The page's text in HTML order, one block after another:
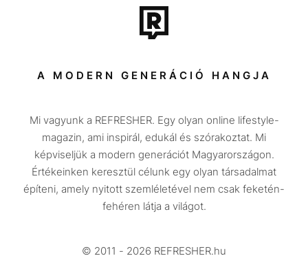
Tech-Tudomány
Sport
Társadalom
Utazás
Életmód
Design
Beszélgetések
Videó
A MODERN GENERÁCIÓ HANGJA
Mi vagyunk a REFRESHER. Egy olyan online lifestyle-
magazin, ami inspirál, edukál és szórakoztat. Mi
képviseljük a modern generációt Magyarországon.
Értékeinken keresztül célunk egy olyan társadalmat
építeni, amely nyitott szemléletével nem csak feketén-
fehéren látja a világot.
© 2011 - 2026 REFRESHER.hu